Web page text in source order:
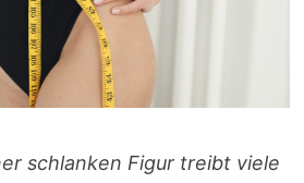
schlanken Figur treibt viele